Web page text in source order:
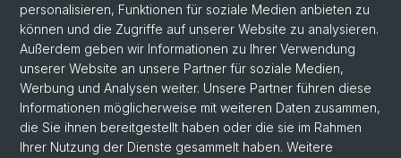
personalisieren, Funktionen für soziale Medien anbieten zu
können und die Zugriffe auf unserer Website zu analysieren.
Außerdem geben wir Informationen zu Ihrer Verwendung
unserer Website an unsere Partner für soziale Medien,
Werbung und Analysen weiter. Unsere Partner führen diese
Informationen möglicherweise mit weiteren Daten zusammen,
die Sie ihnen bereitgestellt haben oder die sie im Rahmen
Ihrer Nutzung der Dienste gesammelt haben. Weitere